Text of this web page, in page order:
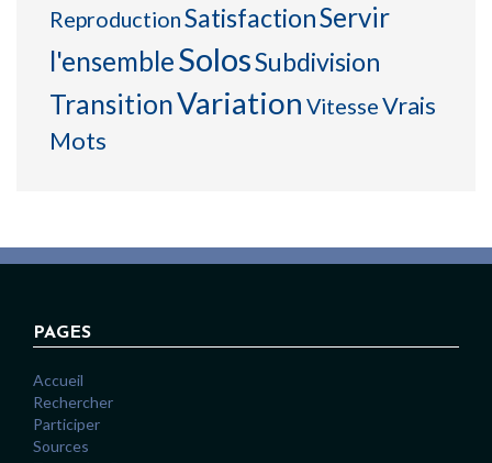
ReproductionSatisfactionServir
l'ensembleSolosSubdivision
TransitionVariation VitesseVrais
Mots
PAGES
Accueil
Rechercher
Participer
Sources